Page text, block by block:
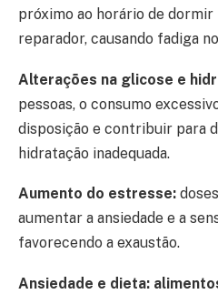
próximo ao horário de
reparador, causando fadiga
Alterações na glicose e
pessoas, o consumo
disposição e contribuir para
hidratação inadequada.
Aumento do estresse:
aumentar a ansiedade e a
favorecendo a exaustão.
Ansiedade e dieta: